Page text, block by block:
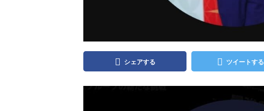
シェアする ツイートする